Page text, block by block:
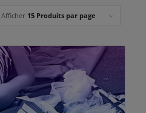
Afficher 15 Produits par page